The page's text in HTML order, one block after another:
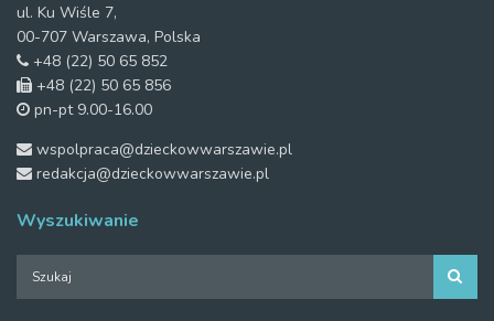
ul. Ku Wiśle 7,
00-707 Warszawa, Polska
+48 (22) 50 65 852
+48 (22) 50 65 856
pn-pt 9.00-16.00
wspolpraca@dzieckowwarszawie.pl
redakcja@dzieckowwarszawie.pl
Wyszukiwanie